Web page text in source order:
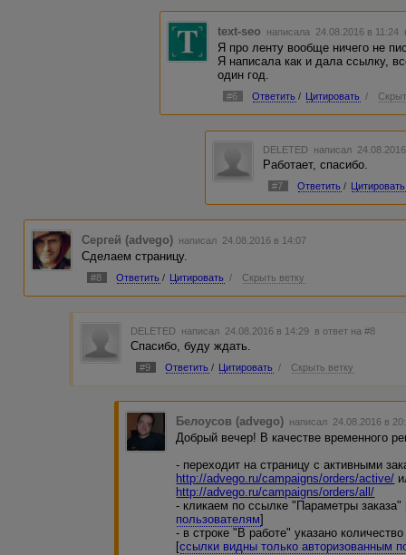
text-seo написала 24.08.2016 в 11:24
Я про ленту вообще ничего не
Я написала как и дала ссылку,
один год.
#6 Ответить / Цитировать /
DELETED написал
Работает, спасибо.
#7 Ответить / Цитировать
Сергей (advego) написал 24.08.2016 в 14:07
Сделаем страницу.
#8 Ответить / Цитировать / Скрыть ветку
DELETED написал 24.08.2016 в 14:29 в ответ на #8
Спасибо, буду ждать.
#9 Ответить / Цитировать / Скрыть ветку
Белоусов (advego) написал 24.08.2016 в
Добрый вечер! В качестве временного
- переходит на страницу с активными
http://advego.ru/campaigns/orders/active/
http://advego.ru/campaigns/orders/all/
- кликаем по ссылке "Параметры заказа"
пользователям]
- в строке "В работе" указано
[ссылки видны только авторизованным